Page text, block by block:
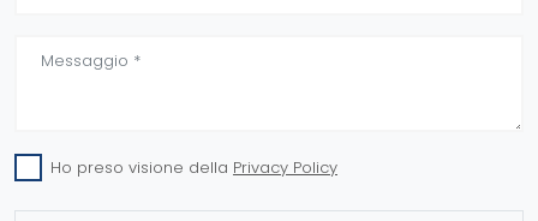
Ho preso visione della Privacy Policy